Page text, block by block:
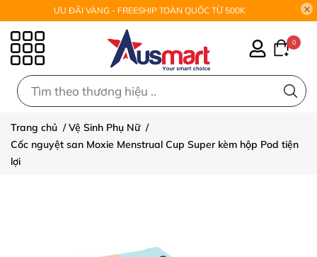
ƯU ĐÃI VÀNG - FREESHIP TOÀN QUỐC TỪ 500K
0
Trang chủ /Vệ Sinh Phụ Nữ /
Cốc nguyệt san Moxie Menstrual Cup Super kèm hộp Pod tiện
lợi